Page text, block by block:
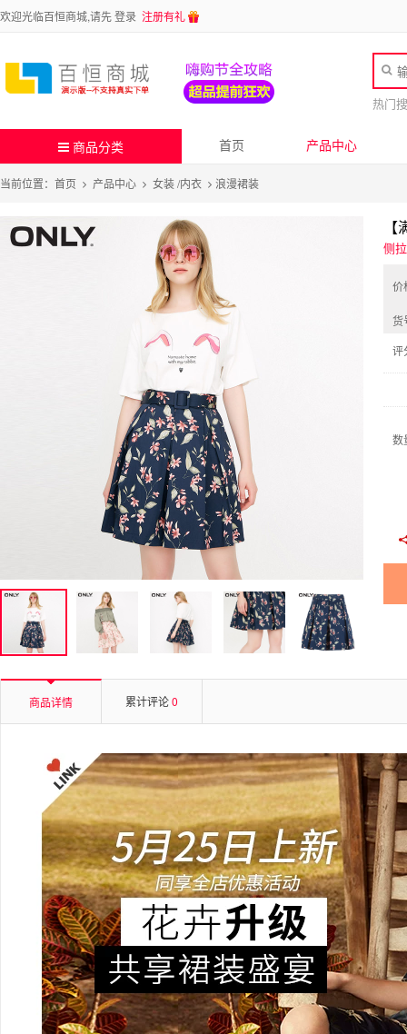
欢迎光临百恒商城,请先登录 注册有礼
热门
商品分类 首页 产品中心
当前位置： 首页 产品中心 女装 /内衣 浪漫裙装
侧
价
货
评
数
商品详情 累计评论0